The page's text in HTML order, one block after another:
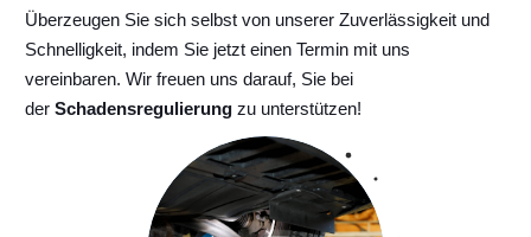
Überzeugen Sie sich selbst von unserer Zuverlässigkeit und
Schnelligkeit, indem Sie jetzt einen Termin mit uns
vereinbaren. Wir freuen uns darauf, Sie bei
der Schadensregulierung zu unterstützen!